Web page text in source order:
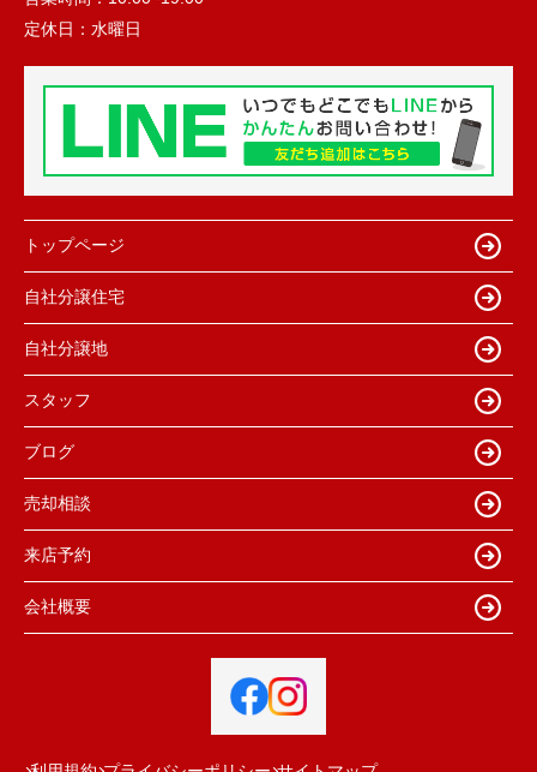
定休日： 水曜日
トップページ
自社分譲住宅
自社分譲地
スタッフ
ブログ
売却相談
来店予約
会社概要